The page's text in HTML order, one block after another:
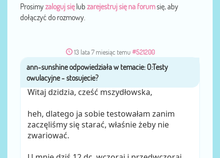
Prosimyzaloguj sięlub zarejestruj się na forumsię, aby
dołączyć do rozmowy.
13 lata 7 miesiąc temu #521200
przezann-sunshine
Witaj dzidzia, cześć mszydłowska,
heh, dlatego ja sobie testowałam zanim
zaczęliśmy się starać, właśnie żeby nie
zwariować.